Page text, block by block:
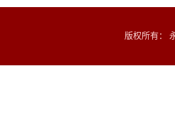
版权所有：